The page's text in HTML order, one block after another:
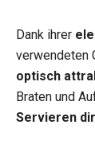
Dank ihrer
verwendeten
optisch
Braten und
Servieren